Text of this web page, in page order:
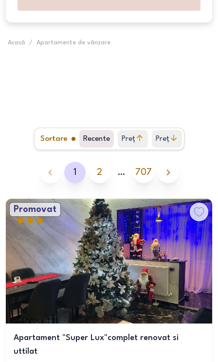
Acasă / Apartamente de vânzare
Sortare Recente Preț
crescător
Preț
descrescător
1 2 … 707
Promovat
Apartament "Super Lux"complet renovat si
uttilat